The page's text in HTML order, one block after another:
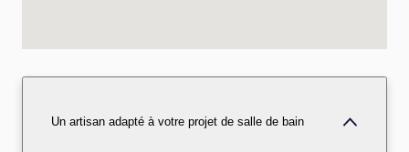
Un artisan adapté à votre projet de salle de bain